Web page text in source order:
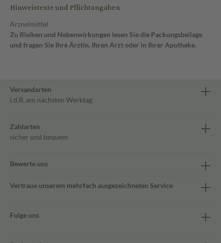
Hinweistexte und Pflichtangaben
Arzneimittel
Zu Risiken und Nebenwirkungen lesen Sie die Packungsbeilage
und fragen Sie Ihre Ärztin, Ihren Arzt oder in Ihrer Apotheke.
Versandarten
i.d.R. am nächsten Werktag
Zahlarten
sicher und bequem
Bewerte uns
Vertraue unserem mehrfach ausgezeichneten Service
Folge uns